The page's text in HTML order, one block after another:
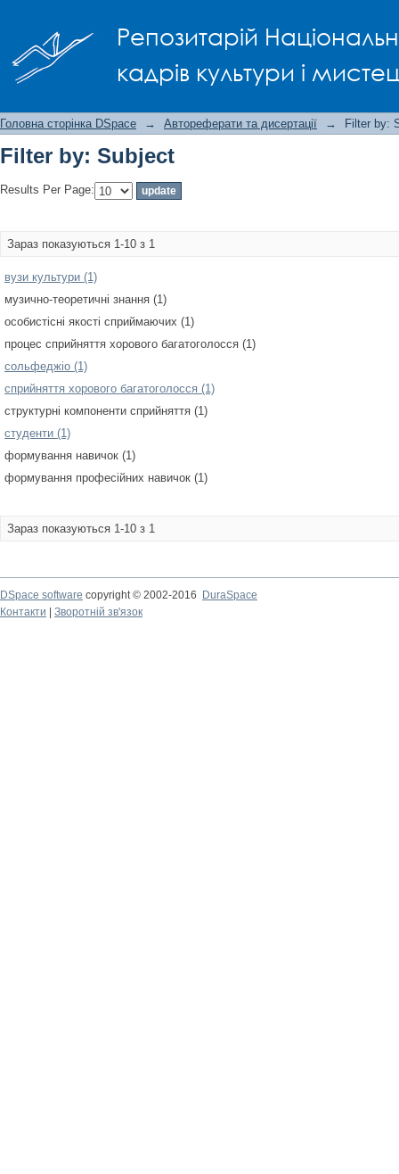
Репозитарій
кадрів культури і
Головна сторінка DSpace → Автореферати та дисертації → Filter by:
Filter by: Subject
Results Per Page:
Зараз показуються 1-10 з 1
вузи культури (1)
музично-теоретичні знання (1)
особистісні якості сприймаючих (1)
процес сприйняття хорового багатоголосся (1)
сольфеджіо (1)
сприйняття хорового багатоголосся (1)
структурні компоненти сприйняття (1)
студенти (1)
формування навичок (1)
формування професійних навичок (1)
Зараз показуються 1-10 з 1
DSpace software copyright © 2002-2016
DuraSpace
Контакти
Зворотній зв'язок